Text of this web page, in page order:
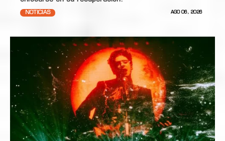
NOTICIAS AGO 06, 2026